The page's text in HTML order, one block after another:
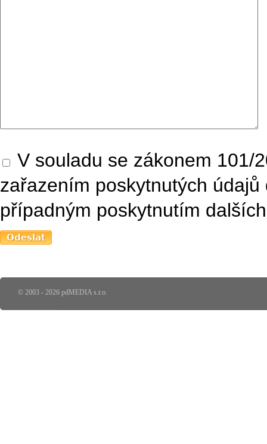
V souladu se zákonem 101/
zařazením poskytnutých
případným poskytnutím
© 2003 - 2026 pdMEDIA s.r.o.